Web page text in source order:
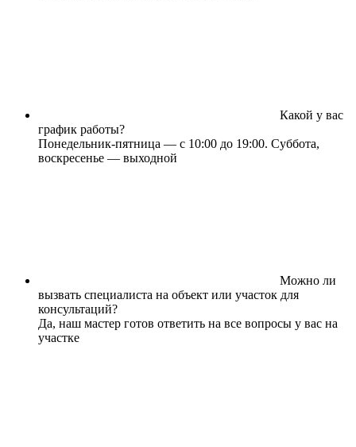
Какой у вас
график работы?
Понедельник-пятница — с 10:00 до 19:00. Суббота,
воскресенье — выходной
Можно ли
вызвать специалиста на объект или участок для
консультаций?
Да, наш мастер готов ответить на все вопросы у вас на
участке